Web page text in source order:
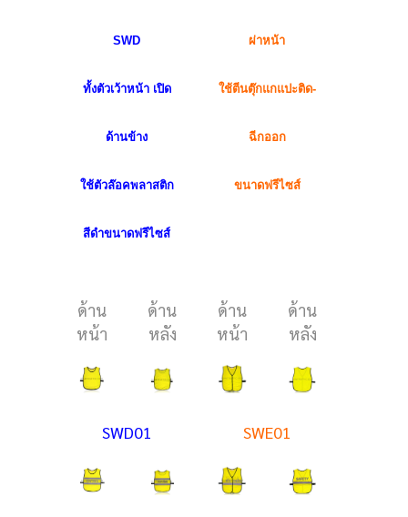
SWD
ทั้งตัวเว้าหน้าเปิด
ด้านข้าง
ใช้ตัวล๊อคพลาสติก
สีดำขนาดฟรีไซส์
ผ่าหน้า
ใช้ตีนตุ๊กแกแปะติด-
ฉีกออก
ขนาดฟรีไซส์
ด้าน
หน้า
ด้าน
หลัง
ด้าน
หน้า
ด้าน
หลัง
SWD01 SWE01